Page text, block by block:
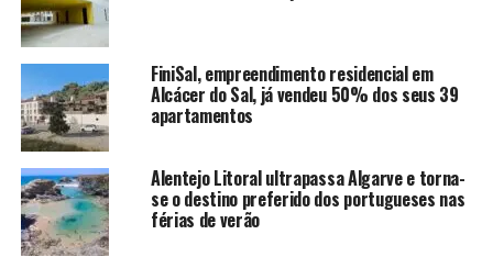
FiniSal, empreendimento residencial em
Alcácer do Sal, já vendeu 50% dos seus 39
apartamentos
Alentejo Litoral ultrapassa Algarve e torna-
se o destino preferido dos portugueses nas
férias de verão